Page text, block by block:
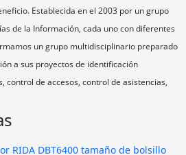
Establecida en el 2003 por un grupo
de la Información, cada uno con diferentes
un grupo multidisciplinario preparado
a sus proyectos de identificación
control de accesos, control de asistencias,
RIDA DBT6400 tamaño de bolsillo